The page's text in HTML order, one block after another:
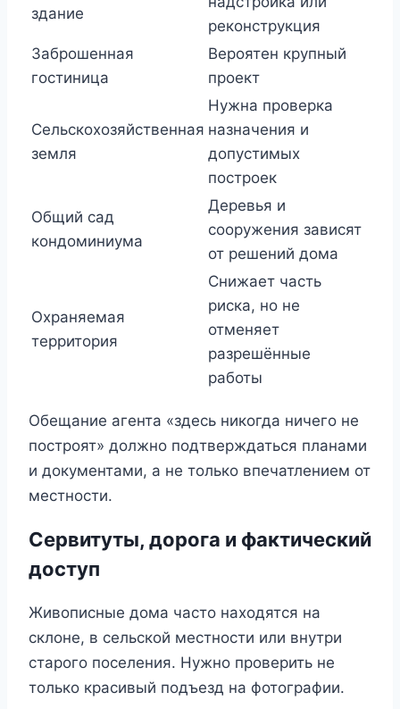
здание
реконструкция
Заброшенная
гостиница
Вероятен крупный
проект
Сельскохозяйственная
земля
Нужна проверка
назначения и
допустимых
построек
Общий сад
кондоминиума
Деревья и
сооружения зависят
от решений дома
Охраняемая
территория
Снижает часть
риска, но не
отменяет
разрешённые
работы
Обещание агента «здесь никогда ничего не
построят» должно подтверждаться планами
и документами, а не только впечатлением от
местности.
Сервитуты, дорога и фактический
доступ
Живописные дома часто находятся на
склоне, в сельской местности или внутри
старого поселения. Нужно проверить не
только красивый подъезд на фотографии.